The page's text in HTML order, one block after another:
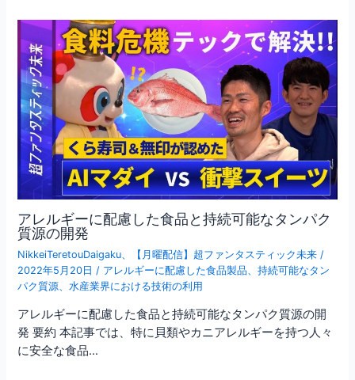
アレルギーに配慮した食品と持続可能なタンパク
質源の開発
NikkeiTeretouDaigaku 【月曜配信】超ファンタスティック未来 /
2022年5月20日 / アレルギーに配慮した食品製品 、持続可能なタン
パク質源 、水産業界における技術の利用
アレルギーに配慮した食品と持続可能なタンパク質源の開
発 要約 本記事では、特に貝類やカニアレルギーを持つ人々
に安全な食品…